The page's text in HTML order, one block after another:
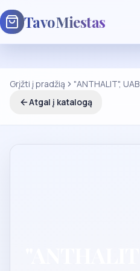
TavoMiestas
Grįžti į pradžią
"ANTHALIT", UAB
Atgal į katalogą